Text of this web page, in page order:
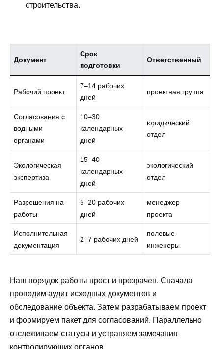
строительства.
Документ
Срок
подготовки
Ответственный
Рабочий проект
7–14 рабочих
дней
проектная группа
Согласования с
водными
органами
10–30
календарных
дней
юридический
отдел
Экологическая
экспертиза
15–40
календарных
дней
экологический
отдел
Разрешения на
работы
5–20 рабочих
дней
менеджер
проекта
Исполнительная
документация
2–7 рабочих дней
полевые
инженеры
Наш порядок работы прост и прозрачен. Сначала
проводим аудит исходных документов и
обследование объекта. Затем разрабатываем проект
и формируем пакет для согласований. Параллельно
отслеживаем статусы и устраняем замечания
контролирующих органов.